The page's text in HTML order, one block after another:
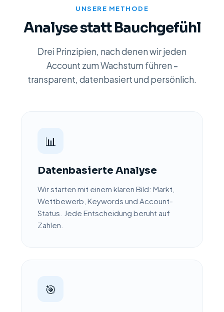
UNSERE METHODE
Analyse statt Bauchgefühl
Drei Prinzipien, nach denen wir jeden
Account zum Wachstum führen –
transparent, datenbasiert und persönlich.
📊
Datenbasierte Analyse
Wir starten mit einem klaren Bild: Markt,
Wettbewerb, Keywords und Account-
Status. Jede Entscheidung beruht auf
Zahlen.
🎯